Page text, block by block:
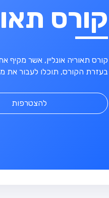
קורס
קורס תאוריה אונליין, אשר
בעזרת הקורס, תוכלו לעבור את
להצטרפות